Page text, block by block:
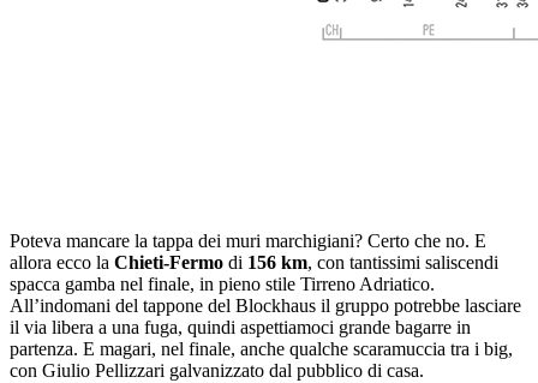
Poteva mancare la tappa dei muri marchigiani? Certo che no. E
allora ecco la Chieti-Fermo di 156 km, con tantissimi saliscendi
spacca gamba nel finale, in pieno stile Tirreno Adriatico.
All’indomani del tappone del Blockhaus il gruppo potrebbe lasciare
il via libera a una fuga, quindi aspettiamoci grande bagarre in
partenza. E magari, nel finale, anche qualche scaramuccia tra i big,
con Giulio Pellizzari galvanizzato dal pubblico di casa.